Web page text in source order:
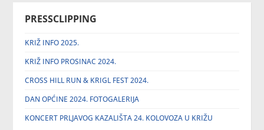
PRESSCLIPPING
KRIŽ INFO 2025.
KRIŽ INFO PROSINAC 2024.
CROSS HILL RUN & KRIGL FEST 2024.
DAN OPĆINE 2024. FOTOGALERIJA
KONCERT PRLJAVOG KAZALIŠTA 24. KOLOVOZA U KRIŽU